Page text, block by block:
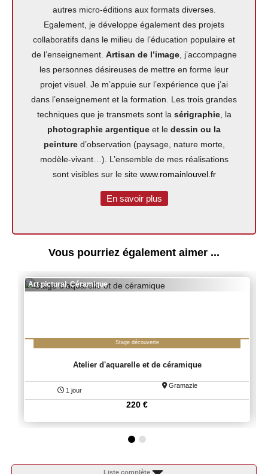
autres micro-éditions aux formats diverses.
Egalement, je développe également des projets
collaboratifs dans le milieu de l’éducation populaire et
de l’enseignement. Artisan de l’image, j’accompagne
les personnes désireuses de mettre en forme leur
projet visuel. Je m’appuie sur l’expérience que j’ai
dans l’enseignement et la formation. Les trois grandes
techniques que je transmets sont la sérigraphie, la
photographie argentique et le dessin ou la
peintured’observation (paysage, nature morte,
modèle-vivant…). L’ensemble de mes réalisations
sont visibles sur le site www.romainlouvel.fr
En savoir plus
Vous pourriez également aimer ...
Art pictural,Céramique
Stage découverte
Atelier d'aquarelle et de céramique
1 jour
Gramazie
220 €
Liste complète